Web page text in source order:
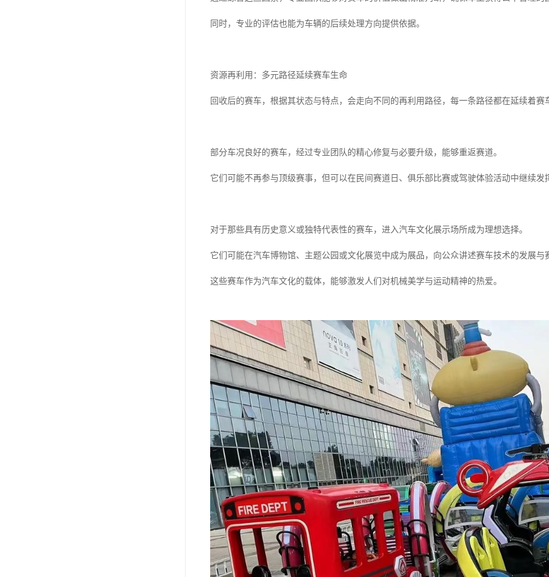
同时，专业的评估也能为车辆的后续处理方向提供依据。
资源再利用：多元路径延续赛车生命
回收后的赛车，根据其状态与特点，会走向不同的再利用路径，每一条路径都在延续着赛
部分车况良好的赛车，经过专业团队的精心修复与必要升级，能够重返赛道。
它们可能不再参与顶级赛事，但可以在民间赛道日、俱乐部比赛或驾驶体验活动中继续发
对于那些具有历史意义或独特代表性的赛车，进入汽车文化展示场所成为理想选择。
它们可能在汽车博物馆、主题公园或文化展览中成为展品，向公众讲述赛车技术的发展与
这些赛车作为汽车文化的载体，能够激发人们对机械美学与运动精神的热爱。